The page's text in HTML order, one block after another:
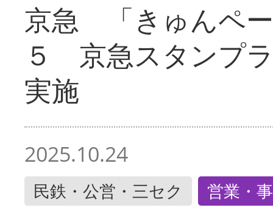
京急 「きゅんペ
５ 京急スタンプ
実施
2025.10.24
民鉄・公営・三セク 営業・